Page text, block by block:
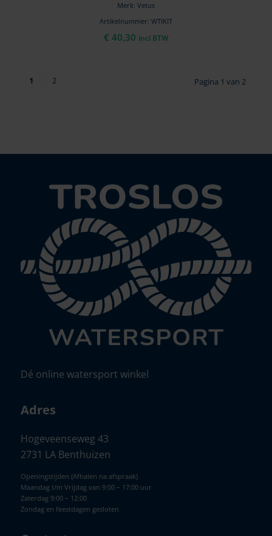
Merk: Vetus
Artikelnummer: WTIKIT
€ 40,30 incl BTW
Pagina 1 van 2
1 2
Dé online watersport winkel
Adres
Hogeveenseweg 43
2731 LA Benthuizen
Openingstijden (Afhalen na afspraak)
Maandag t/m Vrijdag van 9:00 – 17:00 uur
Zaterdag 9:00 – 12:00
Zondag en feestdagen gesloten